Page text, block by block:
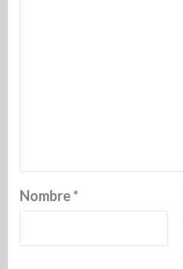
Nombre*